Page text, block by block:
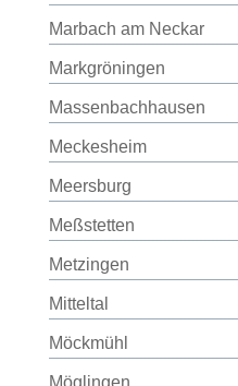
Marbach am Neckar
Markgröningen
Massenbachhausen
Meckesheim
Meersburg
Meßstetten
Metzingen
Mitteltal
Möckmühl
Möglingen